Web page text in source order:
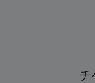
チ